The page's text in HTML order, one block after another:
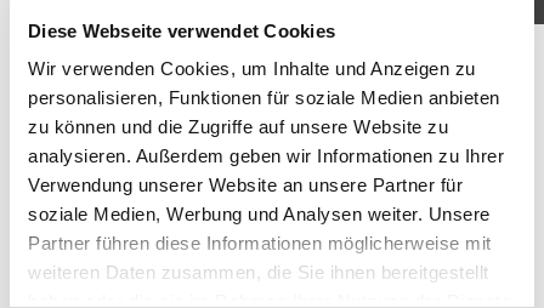
Diese Webseite verwendet Cookies
Wir verwenden Cookies, um Inhalte und Anzeigen zu
personalisieren, Funktionen für soziale Medien anbieten
zu können und die Zugriffe auf unsere Website zu
analysieren. Außerdem geben wir Informationen zu Ihrer
Verwendung unserer Website an unsere Partner für
soziale Medien, Werbung und Analysen weiter. Unsere
Partner führen diese Informationen möglicherweise mit
weiteren Daten zusammen, die Sie ihnen bereitgestellt